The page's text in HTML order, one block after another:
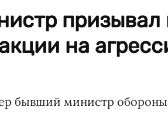
призывал
на
бывший министр